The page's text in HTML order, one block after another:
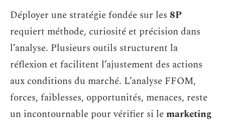
Déployer une stratégie fondée sur les 8P
requiert méthode, curiosité et précision dans
l’analyse. Plusieurs outils structurent la
réflexion et facilitent l’ajustement des actions
aux conditions du marché. L’analyse FFOM,
forces, faiblesses, opportunités, menaces, reste
un incontournable pour vérifier si lemarketing